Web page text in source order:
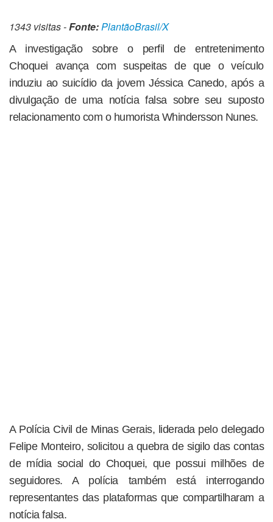
1343 visitas -Fonte:PlantãoBrasil/X
A investigação sobre o perfil de entretenimento
Choquei avança com suspeitas de que o veículo
induziu ao suicídio da jovem Jéssica Canedo, após a
divulgação de uma notícia falsa sobre seu suposto
relacionamento com o humorista Whindersson Nunes.
A Polícia Civil de Minas Gerais, liderada pelo delegado
Felipe Monteiro, solicitou a quebra de sigilo das contas
de mídia social do Choquei, que possui milhões de
seguidores. A polícia também está interrogando
representantes das plataformas que compartilharam a
notícia falsa.